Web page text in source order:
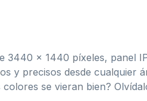
3440 x 1440 píxeles, panel
y precisos desde cualquier
se vieran bien?